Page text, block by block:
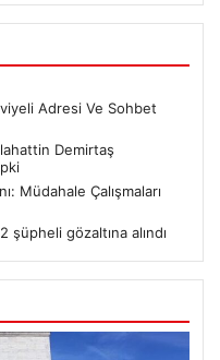
Adresi Ve Sohbet
Demirtaş
Müdahale Çalışmaları
şüpheli gözaltına alındı